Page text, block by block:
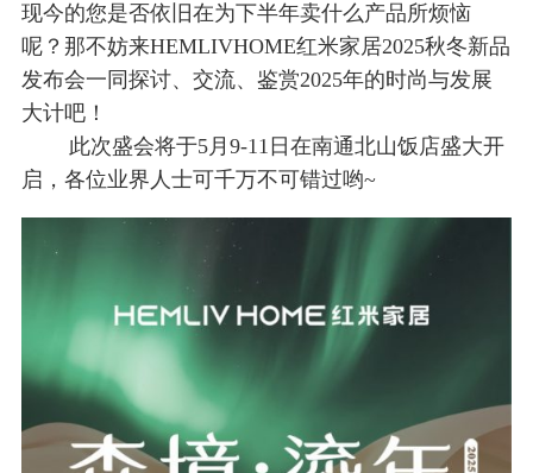
现今的您是否依旧在为下半年卖什么产品所烦恼
呢？那不妨来HEMLIVHOME红米家居2025秋冬新品
发布会一同探讨、交流、鉴赏2025年的时尚与发展
大计吧！
此次盛会将于5月9-11日在南通北山饭店盛大开
启，各位业界人士可千万不可错过哟~